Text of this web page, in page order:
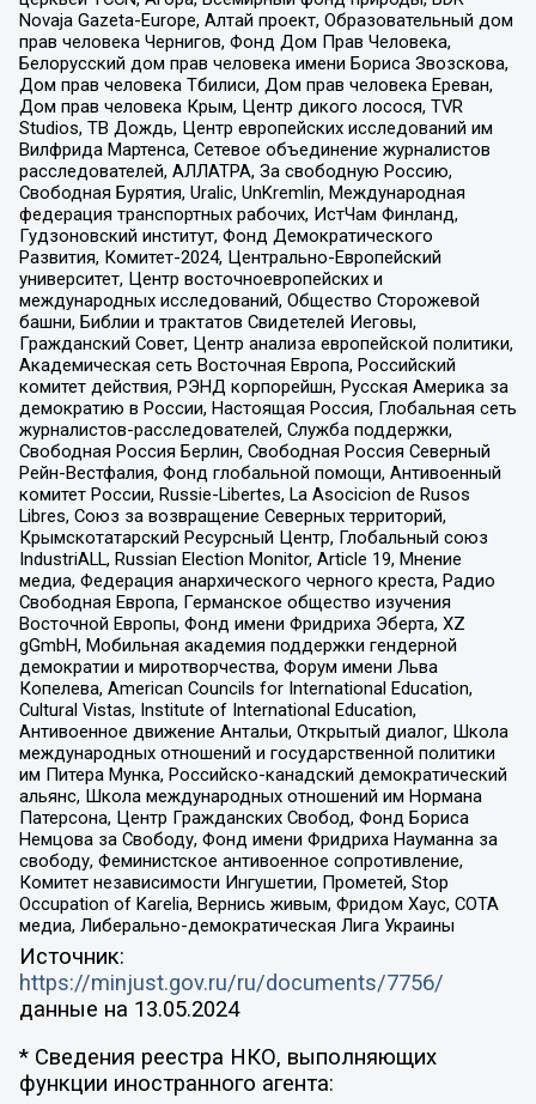
Novaja Gazeta-Europe, Алтай проект, Образовательный дом
прав человека Чернигов, Фонд Дом Прав Человека,
Белорусский дом прав человека имени Бориса Звозскова,
Дом прав человека Тбилиси, Дом прав человека Ереван,
Дом прав человека Крым, Центр дикого лосося, TVR
Studios, ТВ Дождь, Центр европейских исследований им
Вилфрида Мартенса, Сетевое объединение журналистов
расследователей, АЛЛАТРА, За свободную Россию,
Свободная Бурятия, Uralic, UnKremlin, Международная
федерация транспортных рабочих, ИстЧам Финланд,
Гудзоновский институт, Фонд Демократического
Развития, Комитет-2024, Центрально-Европейский
университет, Центр восточноевропейских и
международных исследований, Общество Сторожевой
башни, Библии и трактатов Свидетелей Иеговы,
Гражданский Совет, Центр анализа европейской политики,
Академическая сеть Восточная Европа, Российский
комитет действия, РЭНД корпорейшн, Русская Америка за
демократию в России, Настоящая Россия, Глобальная сеть
журналистов-расследователей, Служба поддержки,
Свободная Россия Берлин, Свободная Россия Северный
Рейн-Вестфалия, Фонд глобальной помощи, Антивоенный
комитет России, Russie-Libertes, La Asocicion de Rusos
Libres, Союз за возвращение Северных территорий,
Крымскотатарский Ресурсный Центр, Глобальный союз
IndustriALL, Russian Election Monitor, Article 19, Мнение
медиа, Федерация анархического черного креста, Радио
Свободная Европа, Германское общество изучения
Восточной Европы, Фонд имени Фридриха Эберта, XZ
gGmbH, Мобильная академия поддержки гендерной
демократии и миротворчества, Форум имени Льва
Копелева, American Councils for International Education,
Cultural Vistas, Institute of International Education,
Антивоенное движение Антальи, Открытый диалог, Школа
международных отношений и государственной политики
им Питера Мунка, Российско-канадский демократический
альянс, Школа международных отношений им Нормана
Патерсона, Центр Гражданских Свобод, Фонд Бориса
Немцова за Свободу, Фонд имени Фридриха Науманна за
свободу, Феминистское антивоенное сопротивление,
Комитет независимости Ингушетии, Прометей, Stop
Occupation of Karelia, Вернись живым, Фридом Хаус, СОТА
медиа, Либерально-демократическая Лига Украины
Источник:
https://minjust.gov.ru/ru/documents/7756/
данные на 13.05.2024
* Сведения реестра НКО, выполняющих
функции иностранного агента: